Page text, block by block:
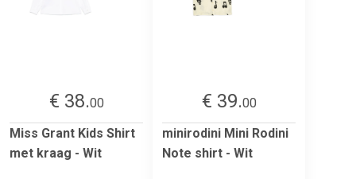
€ 38.00
Miss Grant Kids Shirt
met kraag - Wit
€ 39.00
minirodini Mini Rodini
Note shirt - Wit